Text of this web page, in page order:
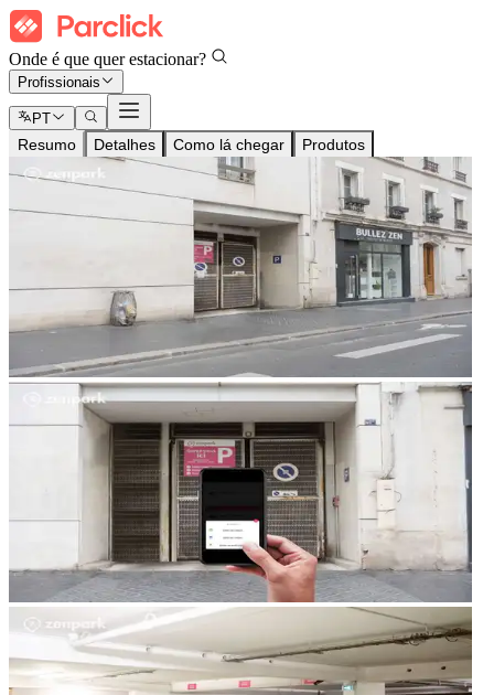
Onde é que quer estacionar?
Profissionais
PT
Resumo Detalhes Como lá chegar Produtos